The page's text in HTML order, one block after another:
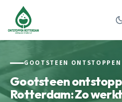
GOOTSTEEN
Gootsteen
Rotterdam: Zo